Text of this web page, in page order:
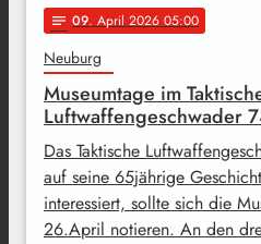
notes 09. April 2026 05:00
Neuburg
Museumtage im
Luftwaffengeschwader
Das Taktische
auf seine 65jährige
interessiert, sollte sich die
26.April notieren. An den